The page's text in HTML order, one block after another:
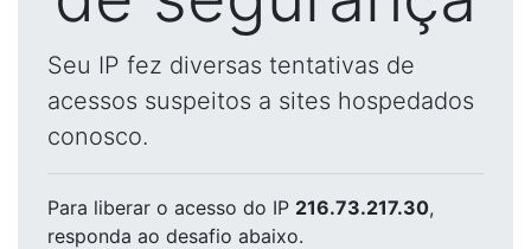
Seu IP fez diversas tentativas de
acessos suspeitos a sites hospedados
conosco.
Para liberar o acesso do IP 216.73.217.30,
responda ao desafio abaixo.